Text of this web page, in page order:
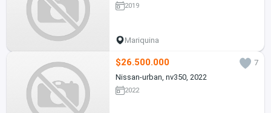
2019
Mariquina
$26.500.000
7
Nissan-urban, nv350, 2022
2022